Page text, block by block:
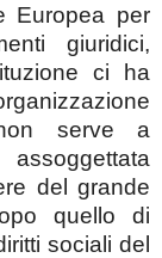
Europea per
giuridici,
ci ha
serve a
del grande
quello di
sociali del